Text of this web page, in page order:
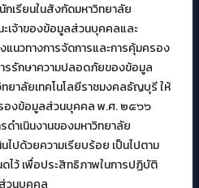
เรียนในสังกัดมหาวิทยาลัย
เจ้าของข้อมูลส่วนบุคคลและ
แนวทางการจัดการและการคุ้มครอง
รรักษาความปลอดภัยของข้อมูล
ยาลัยเทคโนโลยีราชมงคลธัญบุรี ให้
องข้อมูลส่วนบุคคล พ.ศ. ๒๕๖๖
ดำเนินงานของมหาวิทยาลัย
ไปด้วยความเรียบร้อย เป็นไปตาม
ไว้ เพื่อประสิทธิภาพในการปฏิบัติ
วนบุคคล
ยงานภายนอก
ระกอบการ SME โดย. มทร.ธัญบุรี
ายผู้ให้บริการเครื่องจักรกลทางการ
การรแปรรูปสินค้าเกษตรระดับชุมชน
ะสังคมรายตำบลแบบบูรณาการ (1